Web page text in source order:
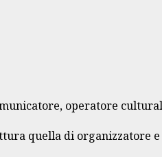
operatore
quella di organizzatore